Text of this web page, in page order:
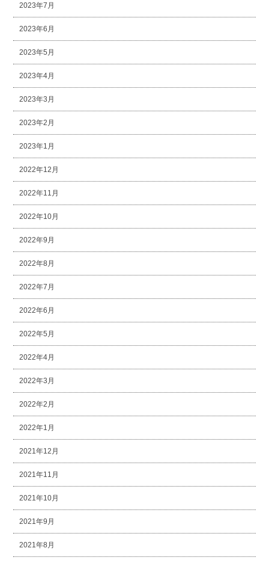
2023年7月
2023年6月
2023年5月
2023年4月
2023年3月
2023年2月
2023年1月
2022年12月
2022年11月
2022年10月
2022年9月
2022年8月
2022年7月
2022年6月
2022年5月
2022年4月
2022年3月
2022年2月
2022年1月
2021年12月
2021年11月
2021年10月
2021年9月
2021年8月